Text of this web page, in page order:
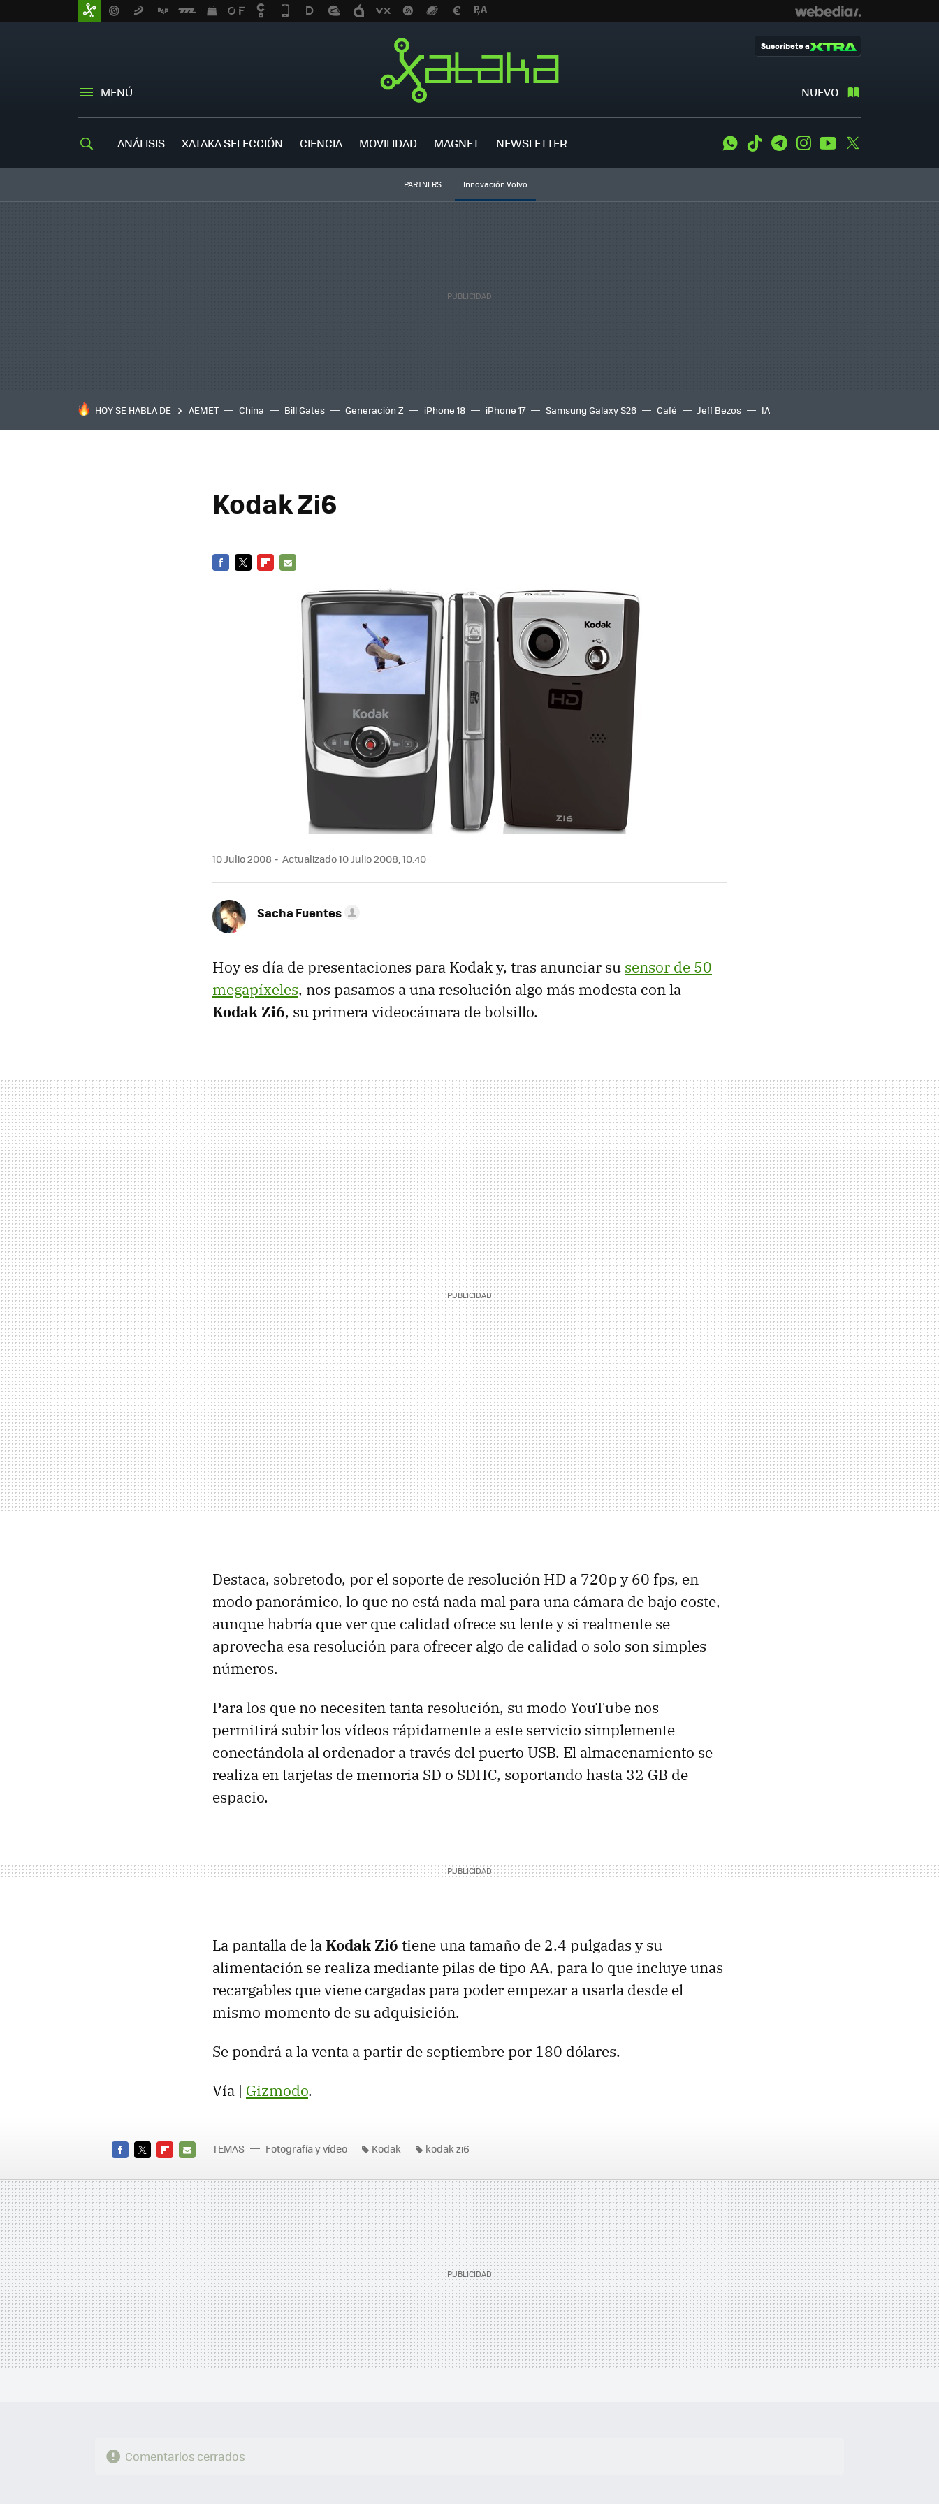
MENÚ NUEVO
Suscríbete a
ANÁLISIS XATAKA SELECCIÓN CIENCIA MOVILIDAD MAGNET NEWSLETTER WhatsApp
Tiktok TelegramInstagramYoutube
PARTNERS Innovación Volvo
HOY SE HABLA DE AEMET China Bill Gates Generación Z iPhone 18 iPhone 17 Samsung Galaxy S26 Café Jeff Bezos IA
Kodak Zi6
10 Julio 2008 Actualizado 10 Julio 2008, 10:40
Sacha Fuentes
Hoy es día de presentaciones para Kodak y, tras anunciar su sensor de 50
megapíxeles, nos pasamos a una resolución algo más modesta con la
Kodak Zi6, su primera videocámara de bolsillo.
Destaca, sobretodo, por el soporte de resolución HD a 720p y 60 fps, en
modo panorámico, lo que no está nada mal para una cámara de bajo coste,
aunque habría que ver que calidad ofrece su lente y si realmente se
aprovecha esa resolución para ofrecer algo de calidad o solo son simples
números.
Para los que no necesiten tanta resolución, su modo YouTube nos
permitirá subir los vídeos rápidamente a este servicio simplemente
conectándola al ordenador a través del puerto USB. El almacenamiento se
realiza en tarjetas de memoria SD o SDHC, soportando hasta 32 GB de
espacio.
La pantalla de laKodak Zi6 tiene una tamaño de 2.4 pulgadas y su
alimentación se realiza mediante pilas de tipo AA, para lo que incluye unas
recargables que viene cargadas para poder empezar a usarla desde el
mismo momento de su adquisición.
Se pondrá a la venta a partir de septiembre por 180 dólares.
Vía | Gizmodo.
MAIL
TEMAS Fotografía y vídeo Kodak kodak zi6
Comentarios cerrados